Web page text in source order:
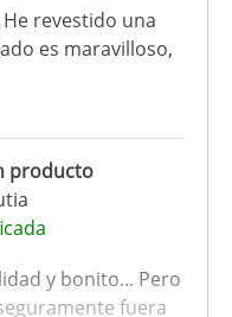
revestido una
es maravilloso,
producto
y bonito... Pero
fuera